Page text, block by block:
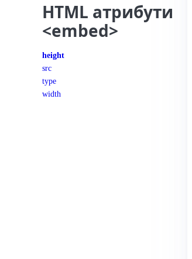
HTML атрибути
<embed>
height
src
type
width